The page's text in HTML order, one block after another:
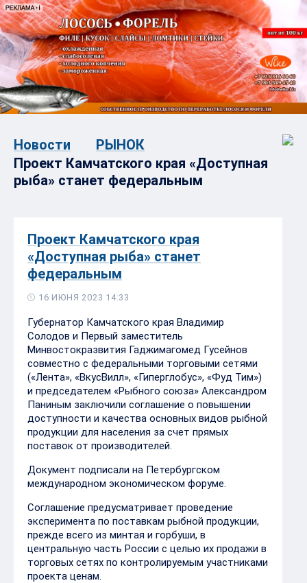
Новости
РЫНОК
Проект Камчатского края «Доступная
рыба» станет федеральным
Проект Камчатского края
«Доступная рыба» станет
федеральным
16 ИЮНЯ 2023 14:33
Губернатор Камчатского края Владимир
Солодов и Первый заместитель
Минвостокразвития Гаджимагомед Гусейнов
совместно с федеральными торговыми сетями
(«Лента», «ВкусВилл», «Гиперглобус», «Фуд Тим»)
и председателем «Рыбного союза» Александром
Паниным заключили соглашение о повышении
доступности и качества основных видов рыбной
продукции для населения за счет прямых
поставок от производителей.
Документ подписали на Петербургском
международном экономическом форуме.
Соглашение предусматривает проведение
эксперимента по поставкам рыбной продукции,
прежде всего из минтая и горбуши, в
центральную часть России с целью их продажи в
торговых сетях по контролируемым участниками
проекта ценам.